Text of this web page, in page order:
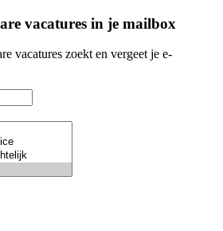
vacatures in je mailbox
vacatures zoekt en vergeet je e-